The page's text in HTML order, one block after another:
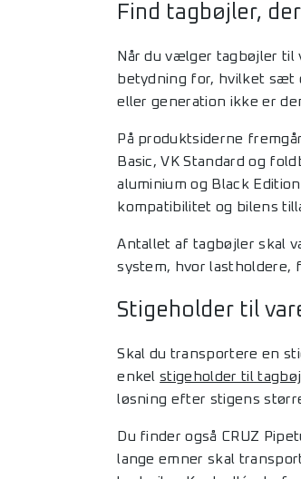
Find tagbøjler,
Når du vælger tagbøjler til
betydning for, hvilket sæt
eller generation ikke er
På produktsiderne
Basic, VK Standard og
aluminium og Black
kompatibilitet og bilens
Antallet af tagbøjler skal
system, hvor lastholdere,
Stigeholder til
Skal du transportere en
enkelstigeholder til
løsning efter stigens
Du finder også CRUZ
lange emner skal